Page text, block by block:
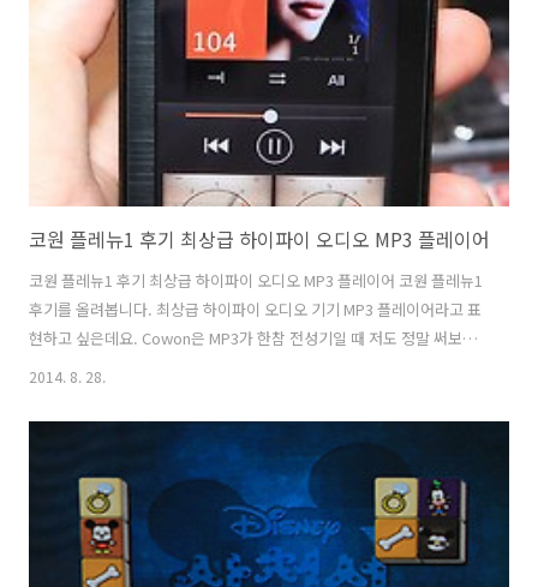
공유기에서 분리한 다이렉트케이블을 허브에 아무곳에나 한곳에..
코원 플레뉴1 후기 최상급 하이파이 오디오 MP3 플레이어
코원 플레뉴1 후기 최상급 하이파이 오디오 MP3 플레이어 코원 플레뉴1
후기를 올려봅니다. 최상급 하이파이 오디오 기기 MP3 플레이어라고 표
현하고 싶은데요. Cowon은 MP3가 한참 전성기일 때 저도 정말 써보고
싶었던 제품이었는데요. 지금은 코원에서 고급형 오디오 기기로 새로운
시작해보도록 하죠. 첫 느낌은 알루미늄의 외형 그리고 각진 디자인 상당
히 남성스럽고 멋졌습니다. 고급형 최상급 제품인만큼 좀 묵직한 느낌이
있었습니다. 고급 사운드를 내어줄 수 있는 최상의 솔루션인 이유로 박스
패키지에는 이어폰도 없습니다. 어설픈 이어폰은 넣지 않는 것 이겠죠.
보통 이정도 되는 제품을 사용하는 경우 고급형의 이어폰이나 헤드폰을
사용할 것..
2014. 8. 28.